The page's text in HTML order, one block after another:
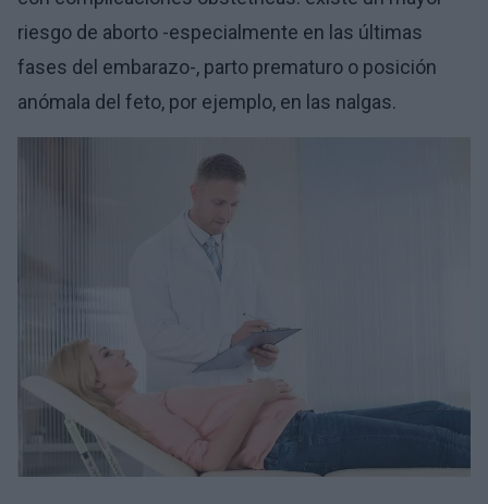
riesgo de aborto -especialmente en las últimas
fases del embarazo-, parto prematuro o posición
anómala del feto, por ejemplo, en las nalgas.